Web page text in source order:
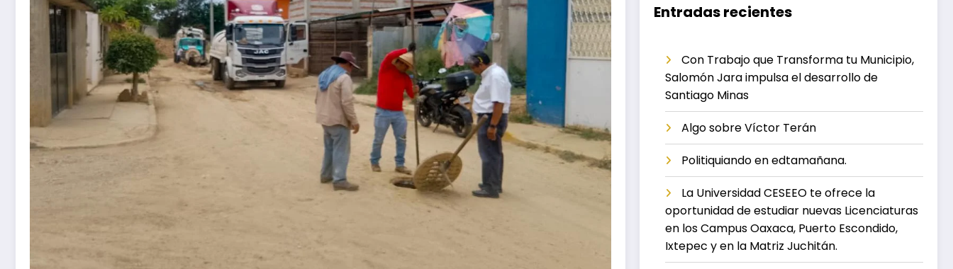
Entradas recientes
Con Trabajo que Transforma tu Municipio,
Salomón Jara impulsa el desarrollo de
Santiago Minas
Algo sobre Víctor Terán
Politiquiando en edtamañana.
La Universidad CESEEO te ofrece la
oportunidad de estudiar nuevas Licenciaturas
en los Campus Oaxaca, Puerto Escondido,
Ixtepec y en la Matriz Juchitán.